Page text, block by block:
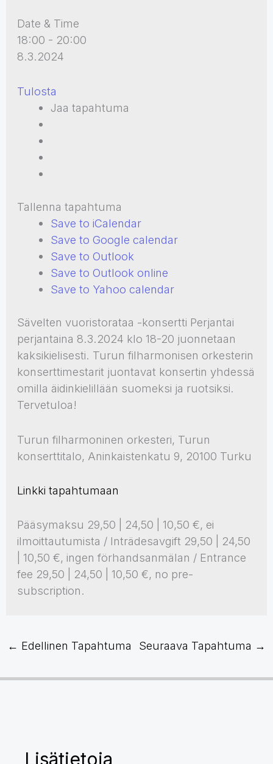
Date & Time
18:00 - 20:00
8.3.2024
Tulosta
Jaa tapahtuma
Tallenna tapahtuma
Save to iCalendar
Save to Google calendar
Save to Outlook
Save to Outlook online
Save to Yahoo calendar
Sävelten vuoristorataa -konsertti Perjantai
perjantaina 8.3.2024 klo 18-20 juonnetaan
kaksikielisesti. Turun filharmonisen orkesterin
konserttimestarit juontavat konsertin yhdessä
omilla äidinkielillään suomeksi ja ruotsiksi.
Tervetuloa!
Turun filharmoninen orkesteri, Turun
konserttitalo, Aninkaistenkatu 9, 20100 Turku
Linkki tapahtumaan
Pääsymaksu 29,50 | 24,50 | 10,50 €, ei
ilmoittautumista / Inträdesavgift 29,50 | 24,50
| 10,50 €, ingen förhandsanmälan / Entrance
fee 29,50 | 24,50 | 10,50 €, no pre-
subscription.
← Edellinen Tapahtuma Seuraava Tapahtuma →
Lisätietoja